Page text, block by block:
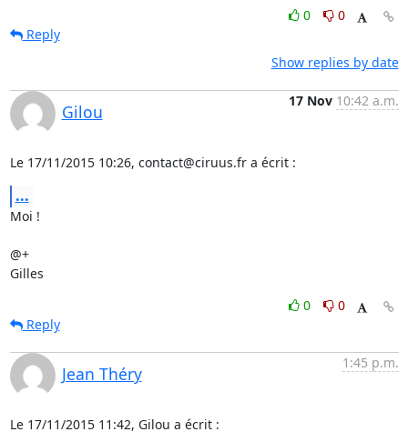
0
0
Reply
Show replies by date
Gilou
17 Nov 10:42 a.m.
Le 17/11/2015 10:26, contact@ciruus.fr a écrit :
...
Moi !
@+
Gilles
0
0
Reply
Jean Théry
1:45 p.m.
Le 17/11/2015 11:42, Gilou a écrit :